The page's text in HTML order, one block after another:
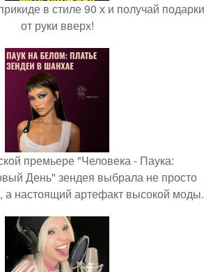
в стиле 90 х и получай подарки
от руки вверх!
премьере "Человека - Паука:
День" зендея выбрала не просто
а настоящий артефакт высокой моды.